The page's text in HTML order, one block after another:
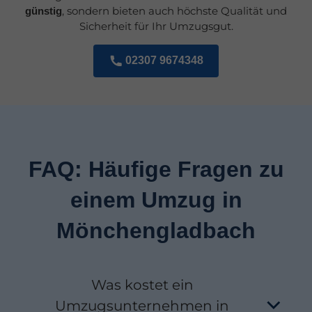
günstig, sondern bieten auch höchste Qualität und
Sicherheit für Ihr Umzugsgut.
02307 9674348
FAQ: Häufige Fragen zu
einem Umzug in
Mönchengladbach
Was kostet ein
Umzugsunternehmen in